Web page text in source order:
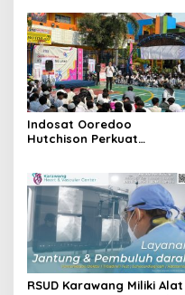
Berkapasitas 31 Tempat
Tidur
Indosat Ooredoo
Hutchison Perkuat
Walang Jaya
RSUD Karawang Miliki Alat